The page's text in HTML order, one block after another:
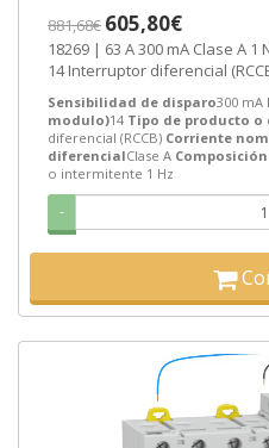
881,68€ 605,80€
18269 | 63 A 300 mA Clase A 1 NA o 1 NC o intermitente 1 Hz
14 Interruptor diferencial
Sensibilidad de disparo300 mA
modulo)14 Tipo de producto o
diferencial (RCCB) Corriente
diferencialClase A
o intermitente 1 Hz
-